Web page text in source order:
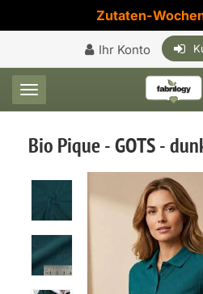
Zutaten-
Ihr Konto
Toggle navigation
Bio Pique - GOTS -